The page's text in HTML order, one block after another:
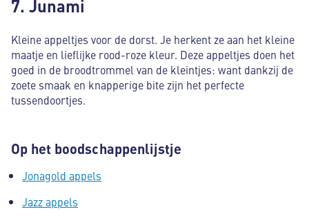
7. Junami
Kleine appeltjes voor de dorst. Je herkent ze aan het kleine
maatje en lieflijke rood-roze kleur. Deze appeltjes doen het
goed in de broodtrommel van de kleintjes: want dankzij de
zoete smaak en knapperige bite zijn het perfecte
tussendoortjes.
Op het boodschappenlijstje
Jonagold appels
Jazz appels